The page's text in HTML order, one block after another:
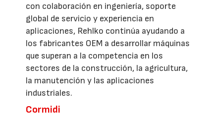
con colaboración en ingeniería, soporte
global de servicio y experiencia en
aplicaciones, Rehlko continúa ayudando a
los fabricantes OEM a desarrollar máquinas
que superan a la competencia en los
sectores de la construcción, la agricultura,
la manutención y las aplicaciones
industriales.
Cormidi